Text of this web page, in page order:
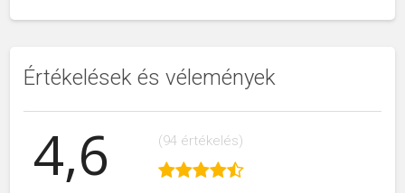
Értékelések és vélemények
4,6 (94 értékelés)